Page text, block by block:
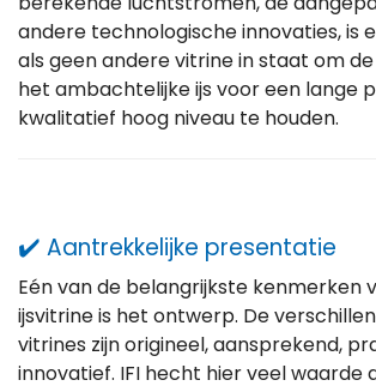
berekende luchtstromen, de
andere technologische innovaties, is
als geen andere vitrine in staat om
het ambachtelijke ijs voor een lange
kwalitatief hoog niveau te houden.
✔️ Aantrekkelijke presentatie
Eén van de belangrijkste kenmerken
ijsvitrine is het ontwerp. De
vitrines zijn origineel, aansprekend,
innovatief. IFI hecht hier veel waarde